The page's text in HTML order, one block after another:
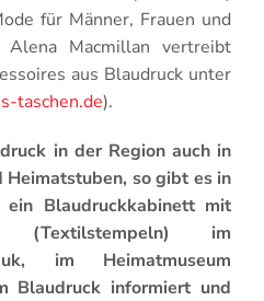
für Männer, Frauen und
Macmillan vertreibt
aus Blaudruck unter
taschen.de).
in der Region auch in
Heimatstuben, so gibt es in
ein Blaudruckkabinett mit
(Textilstempeln) im
im Heimatmuseum
Blaudruck informiert und